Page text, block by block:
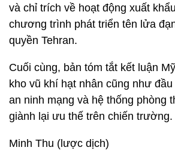
và chỉ trích về hoạt động xuất
chương trình phát triển tên lửa
quyền Tehran.
Cuối cùng, bản tóm tắt kết luận
kho vũ khí hạt nhân cũng như
an ninh mạng và hệ thống phòng
giành lại ưu thế trên chiến trường.
Minh Thu (lược dịch)